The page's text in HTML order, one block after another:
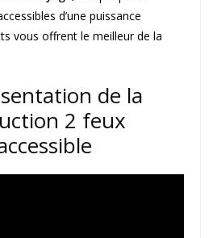
d’une puissance
vous offrent le meilleur de la
de la
2 feux